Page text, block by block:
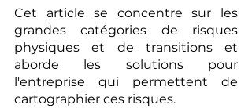
Cet article se concentre sur les
grandes catégories de risques
physiques et de transitions et
aborde les solutions pour
l'entreprise qui permettent de
cartographier ces risques.